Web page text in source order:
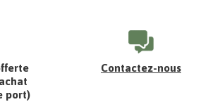
port)
Contactez-nous